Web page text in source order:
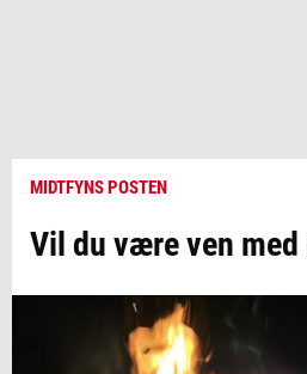
MIDTFYNS POSTEN
Vil du være ven med